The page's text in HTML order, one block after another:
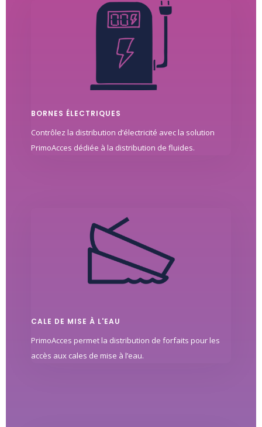
BORNES ÉLECTRIQUES
Contrôlez la distribution d’électricité avec la solution
PrimoAcces dédiée à la distribution de fluides.
CALE DE MISE À L'EAU
PrimoAcces permet la distribution de forfaits pour les
accès aux cales de mise à l’eau.